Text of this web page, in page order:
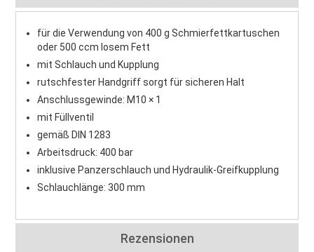
für die Verwendung von 400 g Schmierfettkartuschen
oder 500 ccm losem Fett
mit Schlauch und Kupplung
rutschfester Handgriff sorgt für sicheren Halt
Anschlussgewinde: M10 × 1
mit Füllventil
gemäß DIN 1283
Arbeitsdruck: 400 bar
inklusive Panzerschlauch und Hydraulik-Greifkupplung
Schlauchlänge: 300 mm
Rezensionen